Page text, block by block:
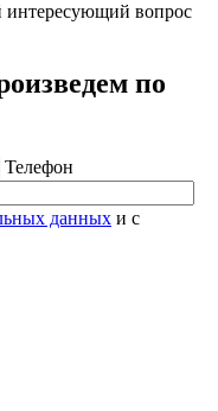
интересующий вопрос
по
Телефон
данных и с